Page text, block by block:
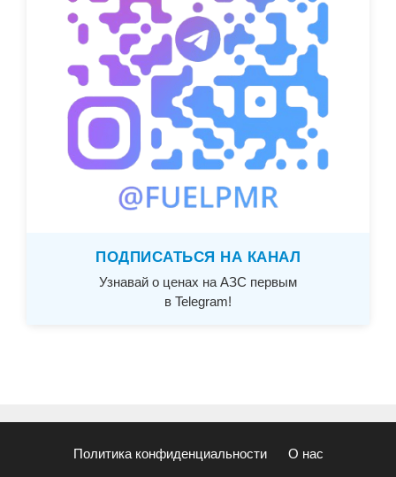
ПОДПИСАТЬСЯ НА КАНАЛ
Узнавай о ценах на АЗС первым
в Telegram!
Политика конфиденциальности О нас